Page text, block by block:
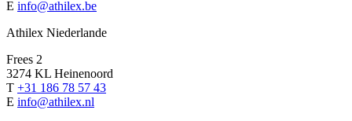
E info@athilex.be
Athilex Niederlande
Frees 2
3274 KL Heinenoord
T +31 186 78 57 43
E info@athilex.nl